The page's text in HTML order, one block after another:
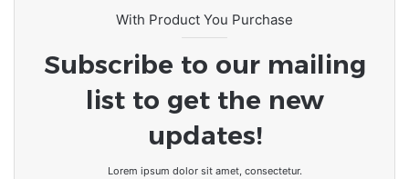
With Product You Purchase
Subscribe to our mailing
list to get the new
updates!
Lorem ipsum dolor sit amet, consectetur.